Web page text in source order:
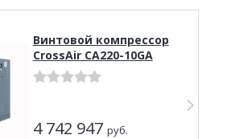
Винтовой компрессор
CrossAir CA220-10GA
4 742 947 руб.